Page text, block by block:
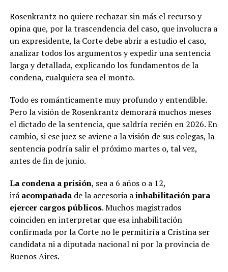
Rosenkrantz no quiere rechazar sin más el recurso y
opina que, por la trascendencia del caso, que involucra a
un expresidente, la Corte debe abrir a estudio el caso,
analizar todos los argumentos y expedir una sentencia
larga y detallada, explicando los fundamentos de la
condena, cualquiera sea el monto.
Todo es románticamente muy profundo y entendible.
Pero la visión de Rosenkrantz demorará muchos meses
el dictado de la sentencia, que saldría recién en 2026. En
cambio, si ese juez se aviene a la visión de sus colegas, la
sentencia podría salir el próximo martes o, tal vez,
antes de fin de junio.
La condena a prisión, sea a 6 años o a 12,
irá acompañadade la accesoria ainhabilitación para
ejercer cargos públicos. Muchos magistrados
coinciden en interpretar que esa inhabilitación
confirmada por la Corte no le permitiría a Cristina ser
candidata ni a diputada nacional ni por la provincia de
Buenos Aires.